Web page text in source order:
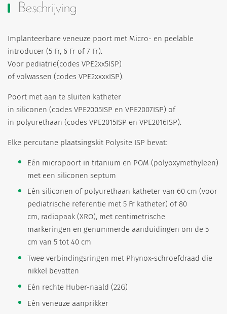
Beschrijving
Implanteerbare veneuze poort met Micro- en peelable
introducer (5 Fr, 6 Fr of 7 Fr).
Voor pediatrie(codes VPE2xx5ISP)
of volwassen (codes VPE2xxxxISP).
Poort met aan te sluiten katheter
in siliconen (codes VPE2005ISP en VPE2007ISP) of
in polyurethaan (codes VPE2015ISP en VPE2016ISP).
Elke percutane plaatsingskit Polysite ISP bevat:
Eén micropoort in titanium en POM (polyoxymethyleen)
met een siliconen septum
Eén siliconen of polyurethaan katheter van 60 cm (voor
pediatrische referentie met 5 Fr katheter) of 80
cm, radiopaak (XRO), met centimetrische
markeringen en genummerde aanduidingen om de 5
cm van 5 tot 40 cm
Twee verbindingsringen met Phynox-schroefdraad die
nikkel bevatten
Eén rechte Huber-naald (22G)
Eén veneuze aanprikker